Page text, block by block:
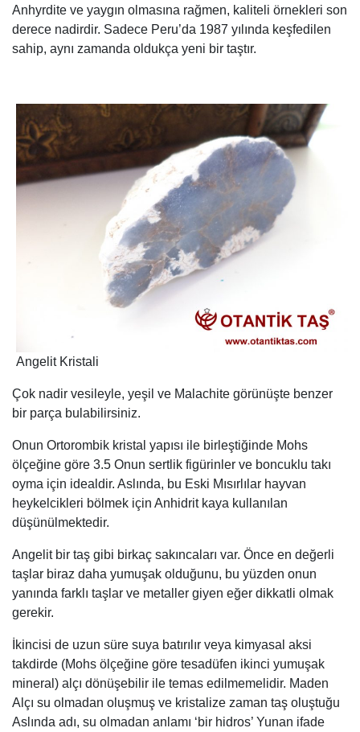
Anhyrdite ve yaygın olmasına rağmen, kaliteli örnekleri son
derece nadirdir. Sadece Peru’da 1987 yılında keşfedilen
sahip, aynı zamanda oldukça yeni bir taştır.
Angelit Kristali
Çok nadir vesileyle, yeşil ve Malachite görünüşte benzer
bir parça bulabilirsiniz.
Onun Ortorombik kristal yapısı ile birleştiğinde Mohs
ölçeğine göre 3.5 Onun sertlik figürinler ve boncuklu takı
oyma için idealdir. Aslında, bu Eski Mısırlılar hayvan
heykelcikleri bölmek için Anhidrit kaya kullanılan
düşünülmektedir.
Angelit bir taş gibi birkaç sakıncaları var. Önce en değerli
taşlar biraz daha yumuşak olduğunu, bu yüzden onun
yanında farklı taşlar ve metaller giyen eğer dikkatli olmak
gerekir.
İkincisi de uzun süre suya batırılır veya kimyasal aksi
takdirde (Mohs ölçeğine göre tesadüfen ikinci yumuşak
mineral) alçı dönüşebilir ile temas edilmemelidir. Maden
Alçı su olmadan oluşmuş ve kristalize zaman taş oluştuğu
Aslında adı, su olmadan anlamı ‘bir hidros’ Yunan ifade